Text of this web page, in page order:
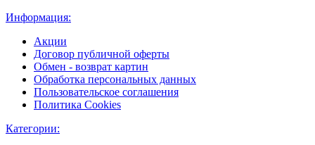
Информация:
Акции
Договор публичной оферты
Обмен - возврат картин
Обработка персональных данных
Пользовательское соглашения
Политика Cookies
Категории: